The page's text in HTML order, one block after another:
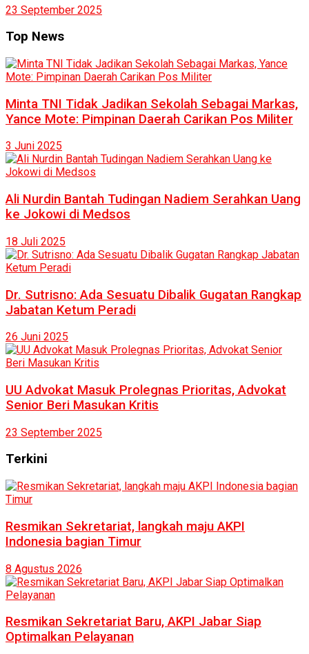
23 September 2025
Top News
Minta TNI Tidak Jadikan Sekolah Sebagai Markas,
Yance Mote: Pimpinan Daerah Carikan Pos Militer
3 Juni 2025
Ali Nurdin Bantah Tudingan Nadiem Serahkan Uang
ke Jokowi di Medsos
18 Juli 2025
Dr. Sutrisno: Ada Sesuatu Dibalik Gugatan Rangkap
Jabatan Ketum Peradi
26 Juni 2025
UU Advokat Masuk Prolegnas Prioritas, Advokat
Senior Beri Masukan Kritis
23 September 2025
Terkini
Resmikan Sekretariat, langkah maju AKPI
Indonesia bagian Timur
8 Agustus 2026
Resmikan Sekretariat Baru, AKPI Jabar Siap
Optimalkan Pelayanan